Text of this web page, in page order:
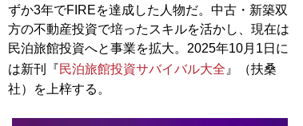
ずか3年でFIREを達成した人物だ。中古・新築双
方の不動産投資で培ったスキルを活かし、現在は
民泊旅館投資へと事業を拡大。2025年10月1日に
は新刊『民泊旅館投資サバイバル大全 』（扶桑
社）を上梓する。